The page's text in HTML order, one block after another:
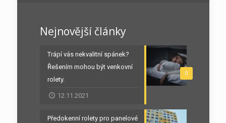
Nejnovější články
0
Trápí vás nekvalitní spánek?
Řešením mohou být venkovní
rolety.
12.11.2021
Předokenní rolety pro panelové